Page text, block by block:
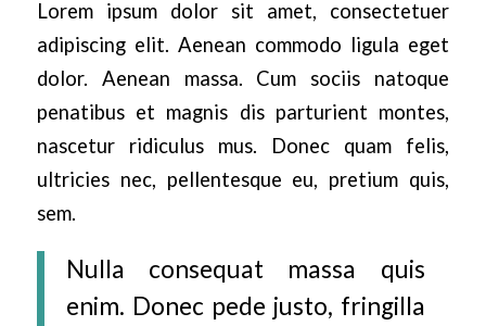
Lorem ipsum dolor sit amet, consectetuer
adipiscing elit. Aenean commodo ligula eget
dolor. Aenean massa. Cum sociis natoque
penatibus et magnis dis parturient montes,
nascetur ridiculus mus. Donec quam felis,
ultricies nec, pellentesque eu, pretium quis,
sem.
Nulla consequat massa quis
enim. Donec pede justo, fringilla